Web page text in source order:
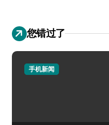
您错过了
手机新闻